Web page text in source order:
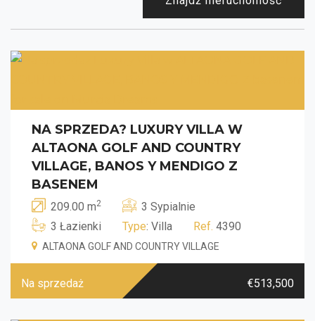
NA SPRZEDA? LUXURY VILLA W
ALTAONA GOLF AND COUNTRY
VILLAGE, BANOS Y MENDIGO Z
BASENEM
209.00 m2
3 Sypialnie
3 Łazienki
Type: Villa Ref. 4390
ALTAONA GOLF AND COUNTRY VILLAGE
Na sprzedaż €513,500